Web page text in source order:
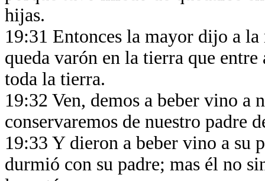
hijas.
19:31 Entonces la mayor dijo a
queda varón en la tierra que
toda la tierra.
19:32 Ven, demos a beber vino a
conservaremos de nuestro padre
19:33 Y dieron a beber vino a su
durmió con su padre; mas él no